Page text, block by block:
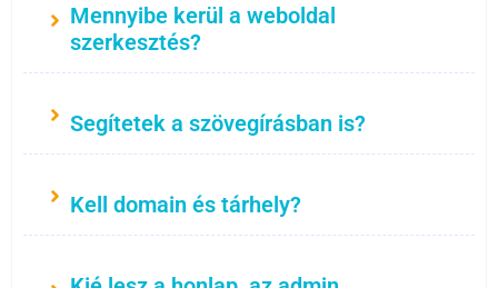
Mennyibe kerül a weboldal
szerkesztés?
Segítetek a szövegírásban is?
Kell domain és tárhely?